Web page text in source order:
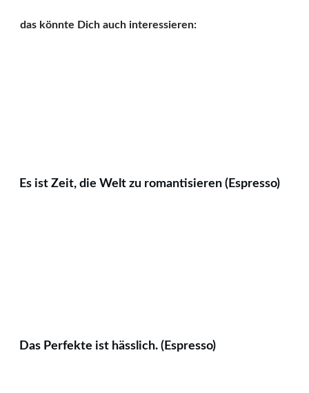
das könnte Dich auch interessieren:
Es ist Zeit, die Welt zu romantisieren (Espresso)
Das Perfekte ist hässlich. (Espresso)